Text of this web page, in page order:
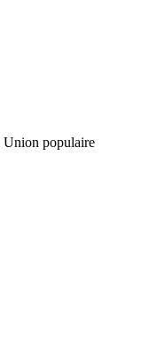
Union populaire